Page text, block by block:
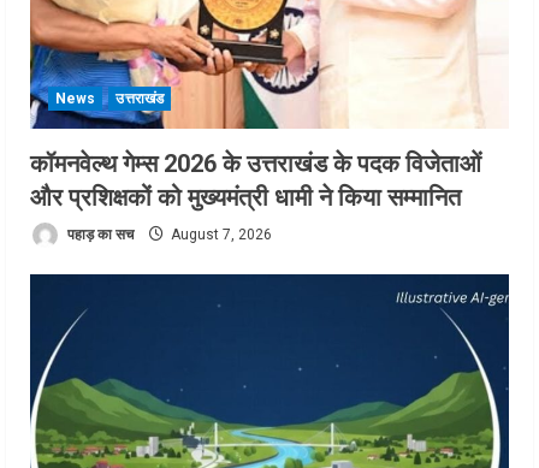
News उत्तराखंड
कॉमनवेल्थ गेम्स 2026 के उत्तराखंड के पदक विजेताओं
और प्रशिक्षकों को मुख्यमंत्री धामी ने किया सम्मानित
पहाड़ का सच August 7, 2026